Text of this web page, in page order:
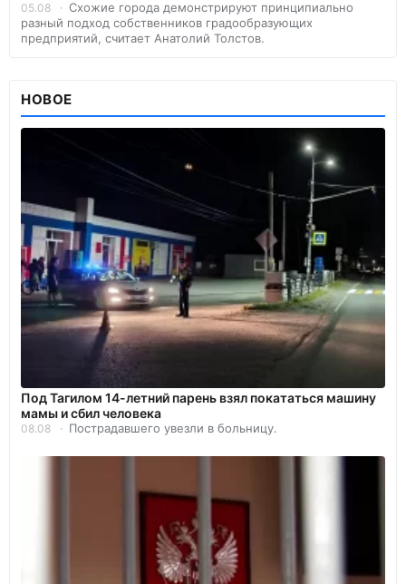
05.08
Схожие города демонстрируют принципиально
разный подход собственников градообразующих
предприятий, считает Анатолий Толстов.
НОВОЕ
Под Тагилом 14-летний парень взял покататься машину
мамы и сбил человека
08.08 Пострадавшего увезли в больницу.